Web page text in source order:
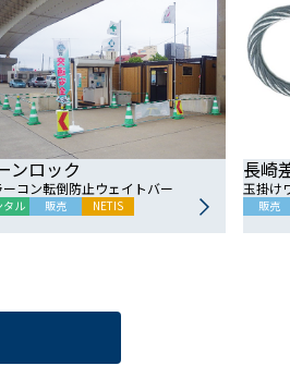
ンロック
ーコン転倒防止ウェイトバー
タル 販売 NETIS
長崎
玉掛け
販売